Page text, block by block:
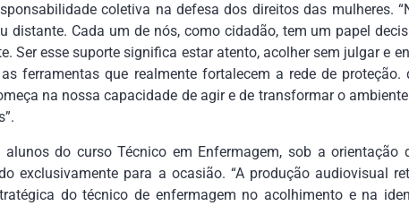
coletiva na defesa dos direitos das mulheres.
distante. Cada um de nós, como cidadão, tem um papel
Ser esse suporte significa estar atento, acolher sem julgar e
ferramentas que realmente fortalecem a rede de proteção.
na nossa capacidade de agir e de transformar o
do curso Técnico em Enfermagem, sob a orientação
exclusivamente para a ocasião. “A produção audiovisual
do técnico de enfermagem no acolhimento e na